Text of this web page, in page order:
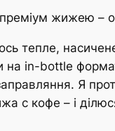
жижею –
тепле,
на in-bottle
Я
с кофе – і